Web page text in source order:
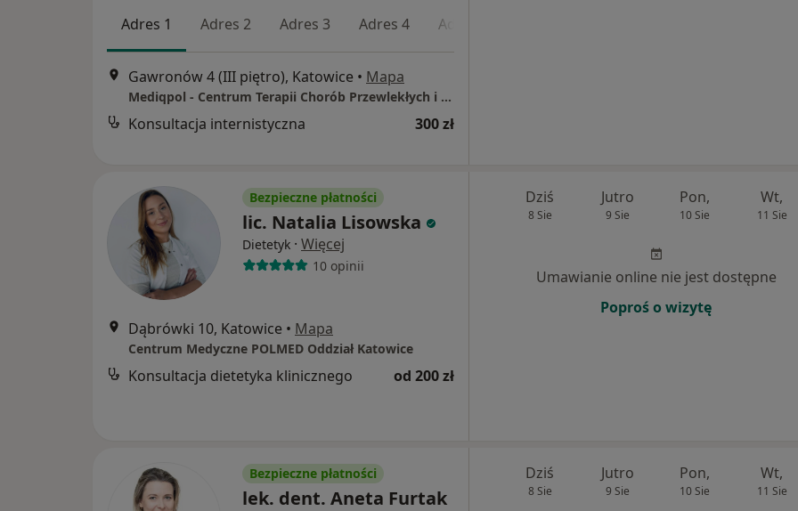
Adres 1 Adres 2 Adres 3 Adres 4 Adres 5
Gawronów 4 (III piętro), Katowice • Mapa
Mediqpol - Centrum Terapii Chorób Przewlekłych i Chirurgii Wielospecjalistycznej
Konsultacja internistyczna 300 zł
Bezpieczne płatności
lic. Natalia Lisowska
Dietetyk · Więcej
10 opinii
Dąbrówki 10, Katowice • Mapa
Centrum Medyczne POLMED Oddział Katowice
Konsultacja dietetyka klinicznego od 200 zł
Dziś
8 Sie
Jutro
9 Sie
Pon,
10 Sie
Wt,
11 Sie
Umawianie online nie jest dostępne
Poproś o wizytę
Bezpieczne płatności
lek. dent. Aneta Furtak
Dziś
8 Sie
Jutro
9 Sie
Pon,
10 Sie
Wt,
11 Sie